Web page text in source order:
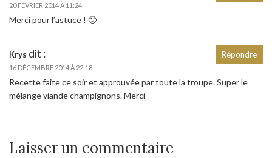
20 FÉVRIER 2014 À 11:24
Merci pour l’astuce ! 🙂
Krys dit :
16 DÉCEMBRE 2014 À 22:18
Recette faite ce soir et approuvée par toute la troupe. Super le
mélange viande champignons. Merci
Répondre
Laisser un commentaire